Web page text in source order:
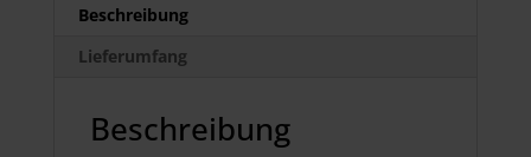
Beschreibung
Lieferumfang
Beschreibung